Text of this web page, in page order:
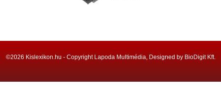
©2026 Kislexikon.hu - Copyright Lapoda Multimédia, Designed by BioDigit Kft.